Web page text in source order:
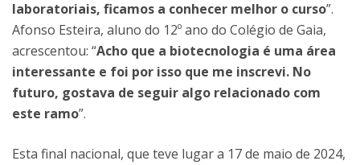
laboratoriais, ficamos a conhecer melhor o curso”.
Afonso Esteira, aluno do 12º ano do Colégio de Gaia,
acrescentou: “Acho que a biotecnologia é uma área
interessante e foi por isso que me inscrevi. No
futuro, gostava de seguir algo relacionado com
este ramo”.
Esta final nacional, que teve lugar a 17 de maio de 2024,